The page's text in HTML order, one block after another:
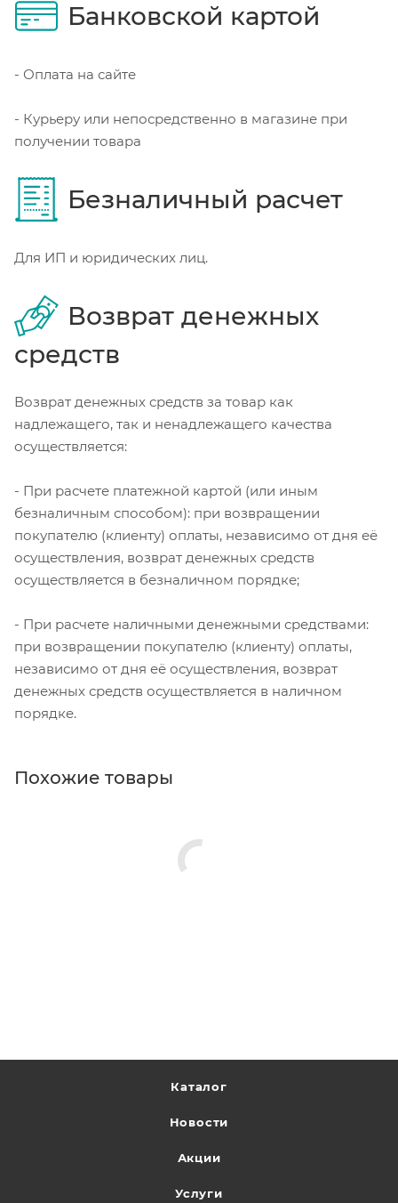
Банковской картой
- Оплата на сайте
- Курьеру или непосредственно в магазине при
получении товара
Безналичный расчет
Для ИП и юридических лиц.
Возврат денежных
средств
Возврат денежных средств за товар как
надлежащего, так и ненадлежащего качества
осуществляется:
- При расчете платежной картой (или иным
безналичным способом): при возвращении
покупателю (клиенту) оплаты, независимо от дня её
осуществления, возврат денежных средств
осуществляется в безналичном порядке;
- При расчете наличными денежными средствами:
при возвращении покупателю (клиенту) оплаты,
независимо от дня её осуществления, возврат
денежных средств осуществляется в наличном
порядке.
Похожие товары
Каталог
Новости
Акции
Услуги